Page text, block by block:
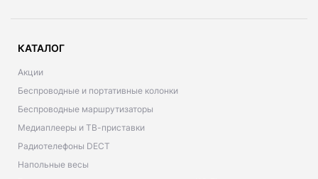
КАТАЛОГ
Акции
Беспроводные и портативные колонки
Беспроводные маршрутизаторы
Медиаплееры и ТВ-приставки
Радиотелефоны DECT
Напольные весы